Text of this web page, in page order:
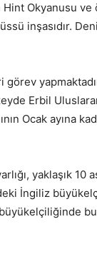
Okyanusu
inşasıdır.
Erbil
Ocak ayına
yaklaşık 10
İngiliz